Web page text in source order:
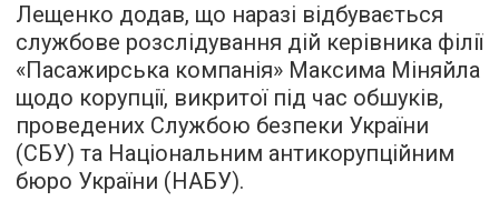
Лещенко додав, що наразі відбувається
службове розслідування дій керівника філії
«Пасажирська компанія» Максима Міняйла
щодо корупції, викритої під час обшуків,
проведених Службою безпеки України
(СБУ) та Національним антикорупційним
бюро України (НАБУ).